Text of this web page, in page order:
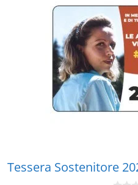
Tessera Sostenitore